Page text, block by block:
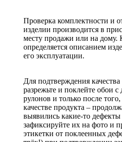
Проверка комплектности и
изделии производится в
месту продажи или на дому.
определяется описанием
его эксплуатации.
Для подтверждения
разрежьте и поклейте обои
рулонов и только после
качестве продукта –
выявились какие-то
зафиксируйте их на фото и
этикетки от поклеенных